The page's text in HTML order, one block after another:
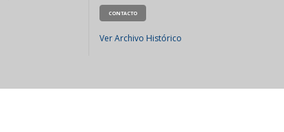
CONTACTO
Ver Archivo Histórico